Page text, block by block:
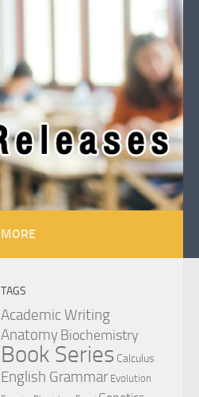
MORE
TAGS
Academic Writing
AnatomyBiochemistry
Book Series Calculus
English Grammar Evolution